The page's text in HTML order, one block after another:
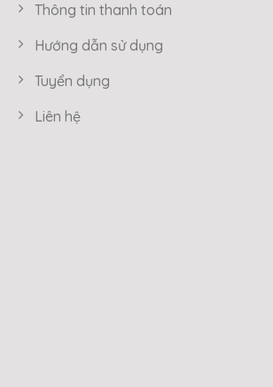
Thông tin thanh toán
Hướng dẫn sử dụng
Tuyển dụng
Liên hệ